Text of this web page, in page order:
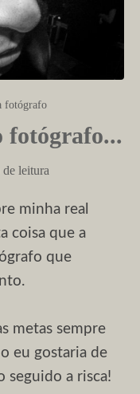
fotógrafo
fotógrafo...
leitura
minha real
coisa que a
que
metas sempre
eu gostaria de
seguido a risca!